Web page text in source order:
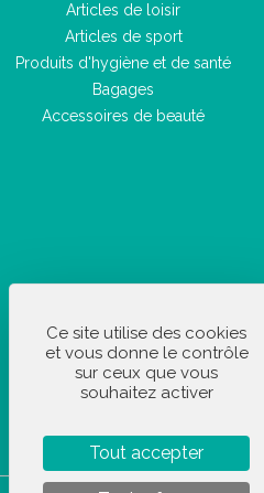
Articles de loisir
Articles de sport
Produits d'hygiène et de santé
Bagages
Accessoires de beauté
Ce site utilise des cookies
et vous donne le contrôle
sur ceux que vous
souhaitez activer
Tout accepter